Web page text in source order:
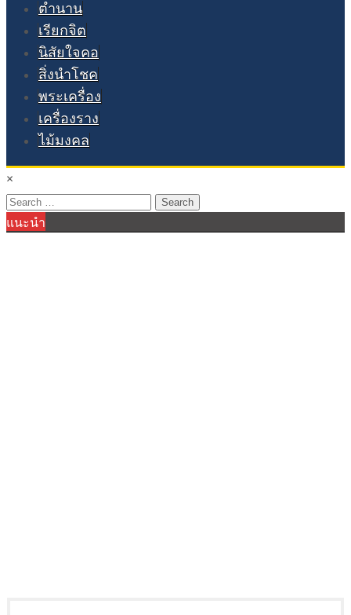
ตำนาน
เรียกจิต
นิสัยใจคอ
สิ่งนำโชค
พระเครื่อง
เครื่องราง
ไม้มงคล
×
Search
for:
แนะนำ